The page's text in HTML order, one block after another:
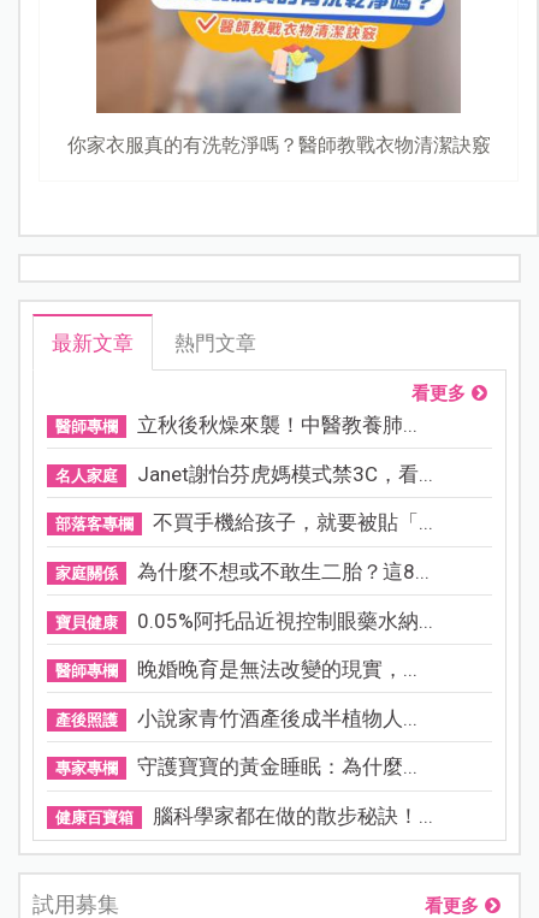
你家衣服真的有洗乾淨嗎？醫師教戰衣物清潔訣竅
最新文章 熱門文章
看更多
醫師專欄 立秋後秋燥來襲！中醫教養肺...
名人家庭 Janet謝怡芬虎媽模式禁3C，看...
部落客專欄 不買手機給孩子，就要被貼「...
家庭關係 為什麼不想或不敢生二胎？這8...
寶貝健康 0.05%阿托品近視控制眼藥水納...
醫師專欄 晚婚晚育是無法改變的現實，...
產後照護 小說家青竹酒產後成半植物人...
專家專欄 守護寶寶的黃金睡眠：為什麼...
健康百寶箱 腦科學家都在做的散步秘訣！...
試用募集 看更多